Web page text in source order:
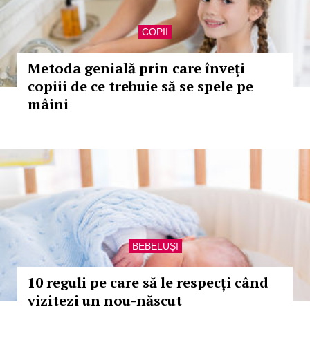
COPII
Metoda genială prin care înveţi
copiii de ce trebuie să se spele pe
mâini
BEBELUȘI
10 reguli pe care să le respecți când
vizitezi un nou-născut